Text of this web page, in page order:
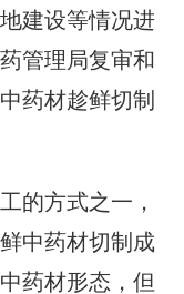
建设等情况进
管理局复审和
药材趁鲜切制
方式之一，
中药材切制成
药材形态，但